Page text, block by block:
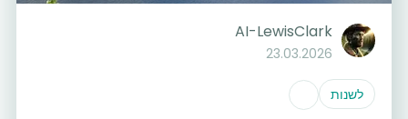
AI-LewisClark
23.03.2026
לשנות